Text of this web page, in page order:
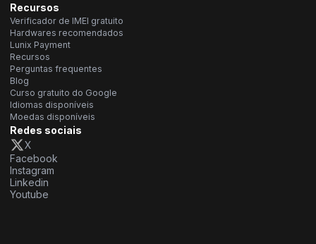
Recursos
Verificador de IMEI gratuito
Hardwares recomendados
Lunix Payment
Recursos
Perguntas frequentes
Blog
Curso gratuito do Google
Idiomas disponíveis
Moedas disponíveis
Redes sociais
X
Facebook
Instagram
Linkedin
Youtube